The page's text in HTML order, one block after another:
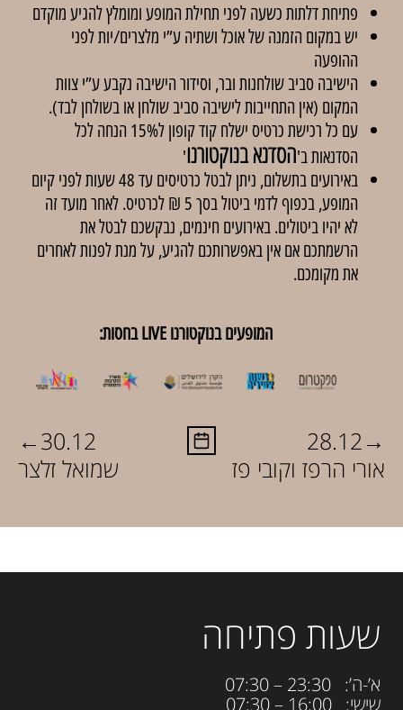
פתיחת דלתות כשעה לפני תחילת המופע ומומלץ להגיע מוקדם
יש במקום הזמנה של אוכל ושתיה ע”י מלצרים/יות לפני
ההופעה
הישיבה סביב שולחנות ובר, וסידור הישיבה נקבע ע”י צוות
המקום (אין התחייבות לישיבה סביב שולחן או בשולחן לבד).
עם כל רכישת כרטיס ישלח קוד קופון ל15% הנחה לכל
הסדנאות ב'הסדנא בנוקטורנו'
באירועים בתשלום, ניתן לבטל כרטיסים עד 48 שעות לפני קיום
המופע, בכפוף לדמי ביטול בסך 5 ₪ לכרטיס. לאחר מועד זה
לא יהיו ביטולים. באירועים חינמים, נבקשכם לבטל את
הרשמתכם אם אין באפשרותכם להגיע, על מנת לפנות לאחרים
את מקומכם.
המופעים בנוקטורנו LIVE בחסות:
←30.12
שמואל זלצר
28.12→
אורי הרפז וקובי פז
שעות פתיחה
א’-ה’: 23:30 – 07:30
שישי: 16:00 – 07:30